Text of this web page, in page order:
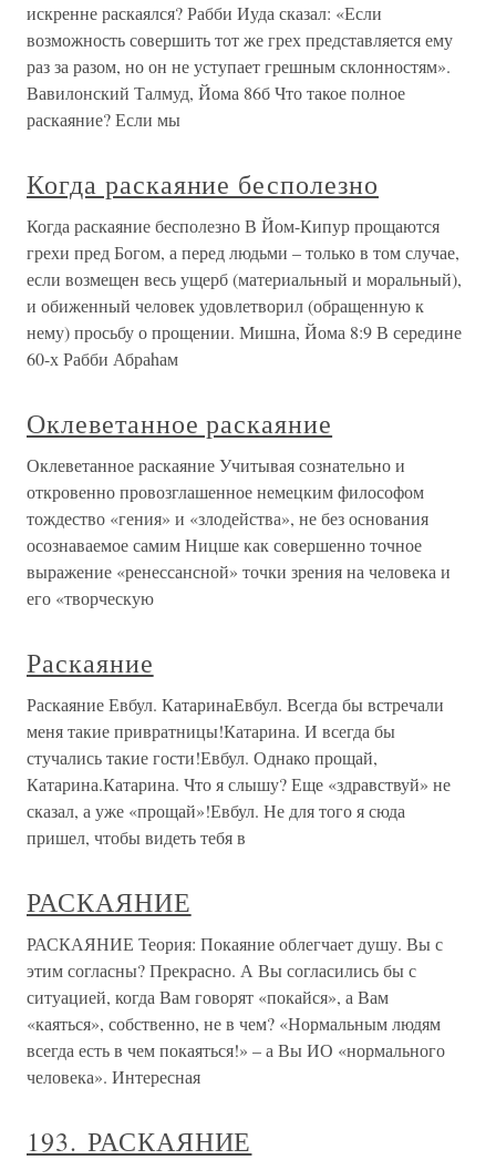
искренне раскаялся? Рабби Иуда сказал: «Если
возможность совершить тот же грех представляется ему
раз за разом, но он не уступает грешным склонностям».
Вавилонский Талмуд, Йома 86б Что такое полное
раскаяние? Если мы
Когда раскаяние бесполезно
Когда раскаяние бесполезно В Йом-Кипур прощаются
грехи пред Богом, а перед людьми – только в том случае,
если возмещен весь ущерб (материальный и моральный),
и обиженный человек удовлетворил (обращенную к
нему) просьбу о прощении. Мишна, Йома 8:9 В середине
60-х Рабби Абраhам
Оклеветанное раскаяние
Оклеветанное раскаяние Учитывая сознательно и
откровенно провозглашенное немецким философом
тождество «гения» и «злодейства», не без основания
осознаваемое самим Ницше как совершенно точное
выражение «ренессансной» точки зрения на человека и
его «творческую
Раскаяние
Раскаяние Евбул. КатаринаЕвбул. Всегда бы встречали
меня такие привратницы!Катарина. И всегда бы
стучались такие гости!Евбул. Однако прощай,
Катарина.Катарина. Что я слышу? Еще «здравствуй» не
сказал, а уже «прощай»!Евбул. Не для того я сюда
пришел, чтобы видеть тебя в
РАСКАЯНИЕ
РАСКАЯНИЕ Теория: Покаяние облегчает душу. Вы с
этим согласны? Прекрасно. А Вы согласились бы с
ситуацией, когда Вам говорят «покайся», а Вам
«каяться», собственно, не в чем? «Нормальным людям
всегда есть в чем покаяться!» – а Вы ИО «нормального
человека». Интересная
193. РАСКАЯНИЕ